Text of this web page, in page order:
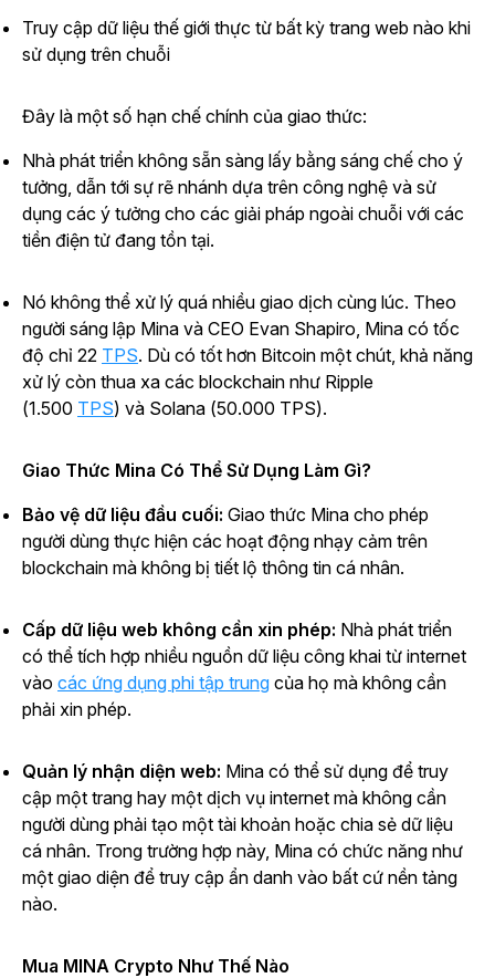
Truy cập dữ liệu thế giới thực từ bất kỳ trang web nào khi
sử dụng trên chuỗi
Đây là một số hạn chế chính của giao thức:
Nhà phát triển không sẵn sàng lấy bằng sáng chế cho ý
tưởng, dẫn tới sự rẽ nhánh dựa trên công nghệ và sử
dụng các ý tưởng cho các giải pháp ngoài chuỗi với các
tiền điện tử đang tồn tại.
Nó không thể xử lý quá nhiều giao dịch cùng lúc. Theo
người sáng lập Mina và CEO Evan Shapiro, Mina có tốc
độ chỉ 22 TPS. Dù có tốt hơn Bitcoin một chút, khả năng
xử lý còn thua xa các blockchain như Ripple
(1.500 TPS) và Solana (50.000 TPS).
Giao Thức Mina Có Thể Sử Dụng Làm Gì?
Bảo vệ dữ liệu đầu cuối: Giao thức Mina cho phép
người dùng thực hiện các hoạt động nhạy cảm trên
blockchain mà không bị tiết lộ thông tin cá nhân.
Cấp dữ liệu web không cần xin phép: Nhà phát triển
có thể tích hợp nhiều nguồn dữ liệu công khai từ internet
vào các ứng dụng phi tập trung của họ mà không cần
phải xin phép.
Quản lý nhận diện web: Mina có thể sử dụng để truy
cập một trang hay một dịch vụ internet mà không cần
người dùng phải tạo một tài khoản hoặc chia sẻ dữ liệu
cá nhân. Trong trường hợp này, Mina có chức năng như
một giao diện để truy cập ẩn danh vào bất cứ nền tảng
nào.
Mua MINA Crypto Như Thế Nào